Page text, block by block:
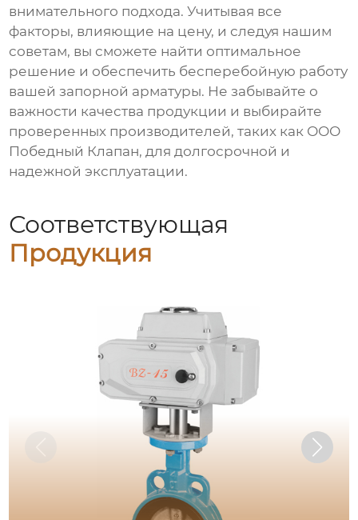
внимательного подхода. Учитывая все
факторы, влияющие на цену, и следуя нашим
советам, вы сможете найти оптимальное
решение и обеспечить бесперебойную работу
вашей запорной арматуры. Не забывайте о
важности качества продукции и выбирайте
проверенных производителей, таких как ООО
Победный Клапан, для долгосрочной и
надежной эксплуатации.
Соответствующая
Продукция